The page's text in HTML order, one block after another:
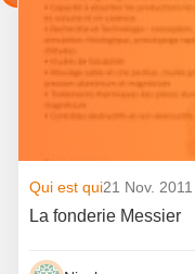
Qui est qui21 Nov. 2011
La fonderie Messier